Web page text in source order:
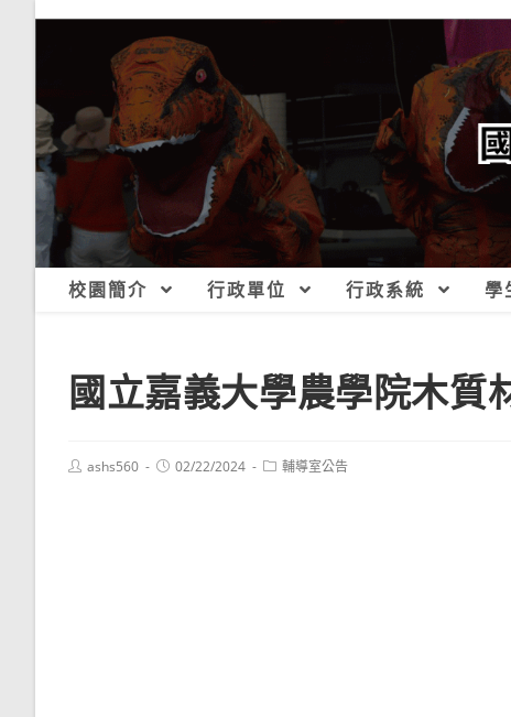
校園簡介 行政單位 行政系統 學
國立嘉義大學農學院木質
Postashs560
Post02/22/2024
Post輔導室公告